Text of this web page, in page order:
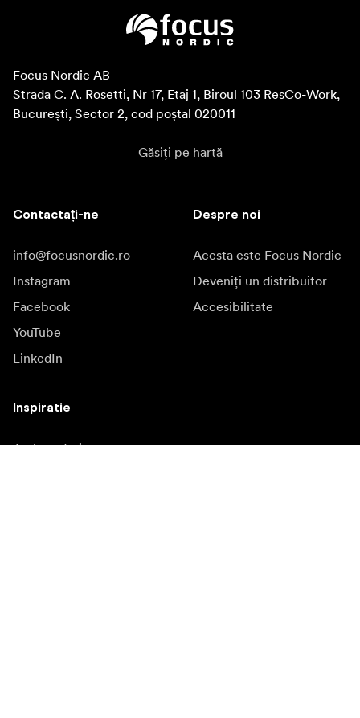
Focus Nordic AB
Strada C. A. Rosetti, Nr 17, Etaj 1, Biroul 103 ResCo-Work,
București, Sector 2, cod poștal 020011
Găsiți pe hartă
Contactați-ne
info@focusnordic.ro
Instagram
Facebook
YouTube
LinkedIn
Despre noi
Acesta este Focus Nordic
Deveniți un distribuitor
Accesibilitate
Inspiratie
Ambasadori